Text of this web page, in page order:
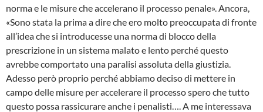
norma e le misure che accelerano il processo penale». Ancora,
«Sono stata la prima a dire che ero molto preoccupata di fronte
all’idea che si introducesse una norma di blocco della
prescrizione in un sistema malato e lento perché questo
avrebbe comportato una paralisi assoluta della giustizia.
Adesso però proprio perché abbiamo deciso di mettere in
campo delle misure per accelerare il processo spero che tutto
questo possa rassicurare anche i penalisti…. A me interessava